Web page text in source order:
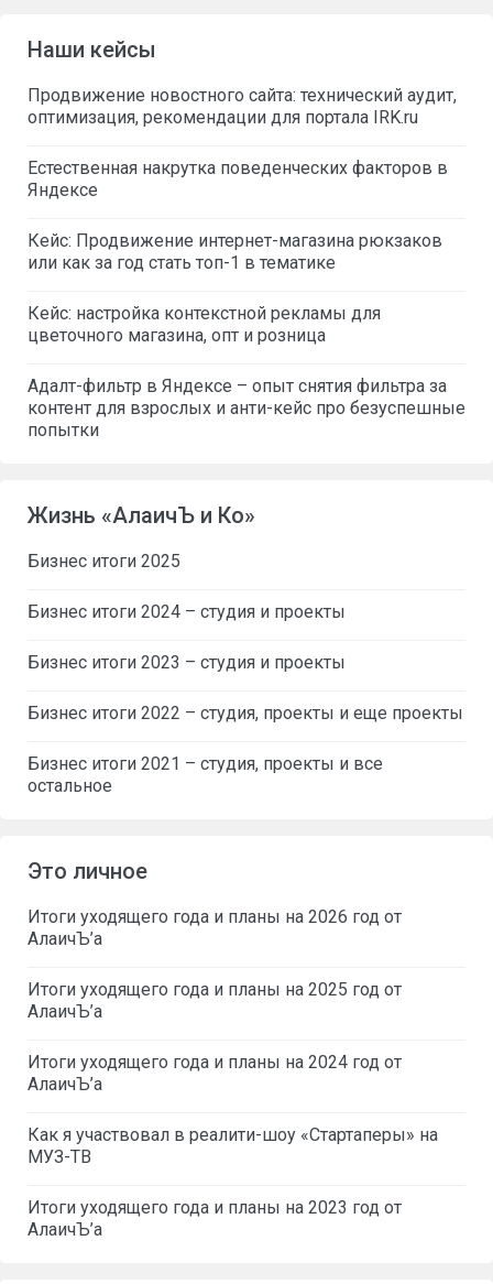
Наши кейсы
Продвижение новостного сайта: технический аудит,
оптимизация, рекомендации для портала IRK.ru
Естественная накрутка поведенческих факторов в
Яндексе
Кейс: Продвижение интернет-магазина рюкзаков
или как за год стать топ-1 в тематике
Кейс: настройка контекстной рекламы для
цветочного магазина, опт и розница
Адалт-фильтр в Яндексе – опыт снятия фильтра за
контент для взрослых и анти-кейс про безуспешные
попытки
Жизнь «АлаичЪ и Ко»
Бизнес итоги 2025
Бизнес итоги 2024 – студия и проекты
Бизнес итоги 2023 – студия и проекты
Бизнес итоги 2022 – студия, проекты и еще проекты
Бизнес итоги 2021 – студия, проекты и все
остальное
Это личное
Итоги уходящего года и планы на 2026 год от
АлаичЪ’а
Итоги уходящего года и планы на 2025 год от
АлаичЪ’а
Итоги уходящего года и планы на 2024 год от
АлаичЪ’а
Как я участвовал в реалити-шоу «Стартаперы» на
МУЗ-ТВ
Итоги уходящего года и планы на 2023 год от
АлаичЪ’а